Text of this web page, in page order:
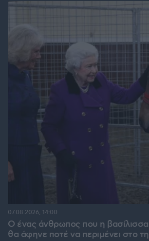
Ο ένας άνθρωπος που η
θα άφηνε ποτέ να περιμένει στο
07.08.2026, 14:00